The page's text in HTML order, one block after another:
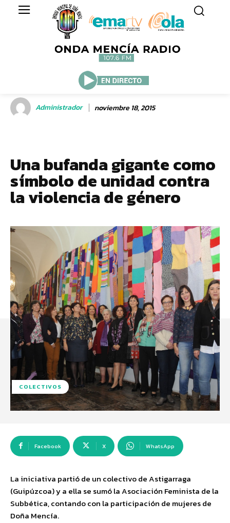
Administrador noviembre 18, 2015
Una bufanda gigante como
símbolo de unidad contra
la violencia de género
COLECTIVOS
Facebook X WhatsApp
La iniciativa partió de un colectivo de Astigarraga
(Guipúzcoa) y a ella se sumó la Asociación Feminista de la
Subbética, contando con la participación de mujeres de
Doña Mencía.